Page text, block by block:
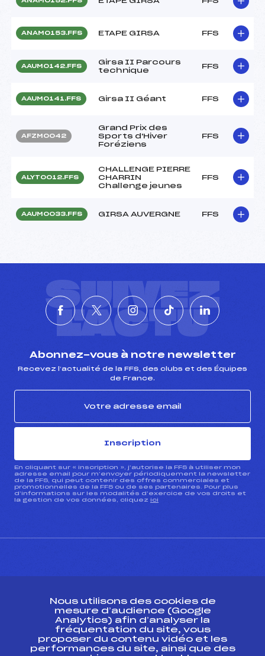
ANAM0153.FFS ETAPE GIRSA FFS
AAUM0142.FFS
Girsa II Parcours
technique
FFS
AAUM0141.FFS Girsa II Géant FFS
AFZM0042
Grand Prix des
Sports d'Hiver
Foréziens
FFS
ALYT0012.FFS
CHALLENGE PIERRE
CHARRIN
Challenge jeunes
FFS
AAUM0033.FFS GIRSA AUVERGNE FFS
SUIVEZ
L'ACTU
Abonnez-vous à notre newsletter
Recevez l’actualité de la FFS, des clubs et des Équipes
de France.
Inscription
En cliquant sur « inscription », j’autorise la FFS à utiliser mon
adresse email pour m’envoyer périodiquement la newsletter
de la FFS, qui peut contenir des offres commerciales et
promotionnelles de la FFS ou de ses partenaires. Pour plus
d’informations sur les modalités d’exercice de vos droits et
la gestion de vos données, cliquez ici
ESPACE PRESSE
Ressources
Pass’Neige
Nous utilisons des cookies de
mesure d’audience (Google
Analytics) afin d’analyser la
fréquentation du site, vous
proposer du contenu vidéo et les
performances du site, ainsi que des